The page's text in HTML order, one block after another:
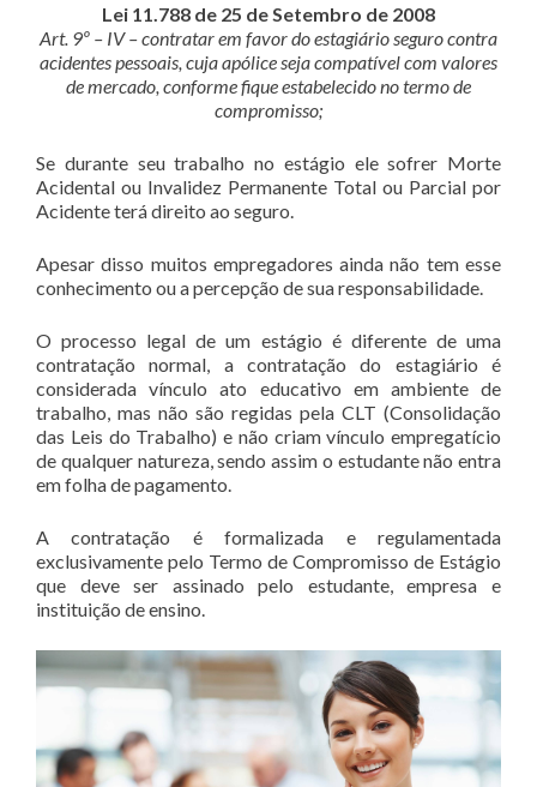
Lei 11.788 de 25 de Setembro de 2008
Art. 9º – IV – contratar em favor do estagiário seguro contra
acidentes pessoais, cuja apólice seja compatível com valores
de mercado, conforme fique estabelecido no termo de
compromisso;
Se durante seu trabalho no estágio ele sofrer Morte
Acidental ou Invalidez Permanente Total ou Parcial por
Acidente terá direito ao seguro.
Apesar disso muitos empregadores ainda não tem esse
conhecimento ou a percepção de sua responsabilidade.
O processo legal de um estágio é diferente de uma
contratação normal, a contratação do estagiário é
considerada vínculo ato educativo em ambiente de
trabalho, mas não são regidas pela CLT (Consolidação
das Leis do Trabalho) e não criam vínculo empregatício
de qualquer natureza, sendo assim o estudante não entra
em folha de pagamento.
A contratação é formalizada e regulamentada
exclusivamente pelo Termo de Compromisso de Estágio
que deve ser assinado pelo estudante, empresa e
instituição de ensino.